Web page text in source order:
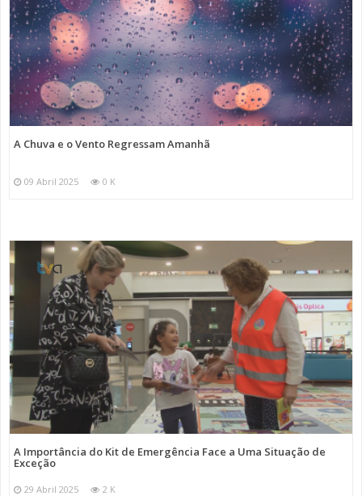
A Chuva e o Vento Regressam Amanhã
09 Abril 2025 0 K
A Importância do Kit de Emergência Face a Uma Situação de
Exceção
29 Abril 2025 2 K